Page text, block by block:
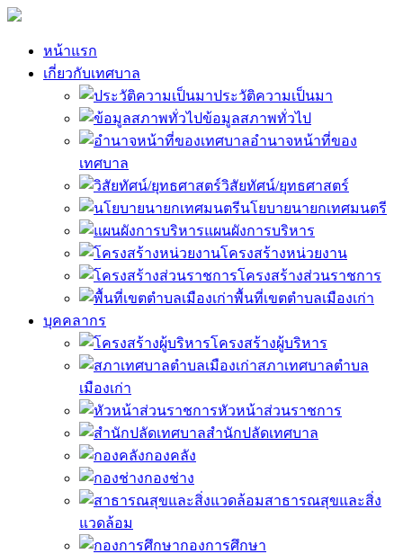
หน้าแรก
เกี่ยวกับเทศบาล
ประวัติความเป็นมา
ข้อมูลสภาพทั่วไป
อำนาจหน้าที่ของ
เทศบาล
วิสัยทัศน์/ยุทธศาสตร์
นโยบายนายกเทศมนตรี
แผนผังการบริหาร
โครงสร้างหน่วยงาน
โครงสร้างส่วนราชการ
พื้นที่เขตตำบลเมืองเก่า
บุคคลากร
โครงสร้างผู้บริหาร
สภาเทศบาลตำบล
เมืองเก่า
หัวหน้าส่วนราชการ
สำนักปลัดเทศบาล
กองคลัง
กองช่าง
สาธารณสุขและสิ่ง
แวดล้อม
กองการศึกษา